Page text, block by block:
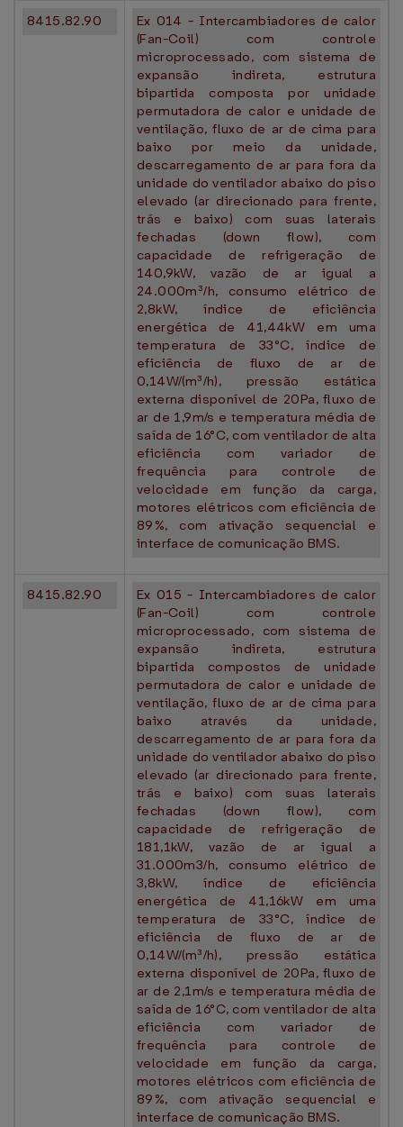
8415.82.90
Ex 014 - Intercambiadores de calor
(Fan-Coil) com controle
microprocessado, com sistema de
expansão indireta, estrutura
bipartida composta por unidade
permutadora de calor e unidade de
ventilação, fluxo de ar de cima para
baixo por meio da unidade,
descarregamento de ar para fora da
unidade do ventilador abaixo do piso
elevado (ar direcionado para frente,
trás e baixo) com suas laterais
fechadas (down flow), com
capacidade de refrigeração de
140,9kW, vazão de ar igual a
24.000m³/h, consumo elétrico de
2,8kW, índice de eficiência
energética de 41,44kW em uma
temperatura de 33°C, índice de
eficiência de fluxo de ar de
0,14W/(m³/h), pressão estática
externa disponível de 20Pa, fluxo de
ar de 1,9m/s e temperatura média de
saída de 16°C, com ventilador de alta
eficiência com variador de
frequência para controle de
velocidade em função da carga,
motores elétricos com eficiência de
89%, com ativação sequencial e
interface de comunicação BMS.
8415.82.90
Ex 015 - Intercambiadores de calor
(Fan-Coil) com controle
microprocessado, com sistema de
expansão indireta, estrutura
bipartida compostos de unidade
permutadora de calor e unidade de
ventilação, fluxo de ar de cima para
baixo através da unidade,
descarregamento de ar para fora da
unidade do ventilador abaixo do piso
elevado (ar direcionado para frente,
trás e baixo) com suas laterais
fechadas (down flow), com
capacidade de refrigeração de
181,1kW, vazão de ar igual a
31.000m3/h, consumo elétrico de
3,8kW, índice de eficiência
energética de 41,16kW em uma
temperatura de 33°C, índice de
eficiência de fluxo de ar de
0,14W/(m³/h), pressão estática
externa disponível de 20Pa, fluxo de
ar de 2,1m/s e temperatura média de
saída de 16°C, com ventilador de alta
eficiência com variador de
frequência para controle de
velocidade em função da carga,
motores elétricos com eficiência de
89%, com ativação sequencial e
interface de comunicação BMS.